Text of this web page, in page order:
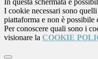
I cookie necessari sono
piattaforma e non è possibile
Per conoscere quali sono i
visionare la COOKIE